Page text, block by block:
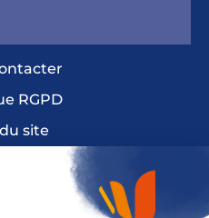
RGPD
site
et crédits